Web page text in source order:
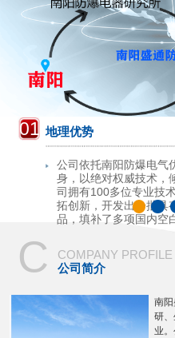
01 地理优势
公司依托南阳防爆电气
身，以绝对权威技术，
司拥有100多位专业技
拓创新，开发出一批具
品，填补了多项国内空
C
COMPANY PROFILE
公司简介
南
研
业